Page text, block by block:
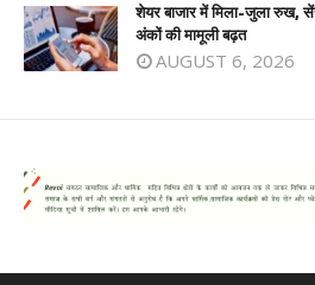
शेयर बाजार में मिला-जुला रुख,
अंकों की मामूली बढ़त
AUGUST 6, 2026